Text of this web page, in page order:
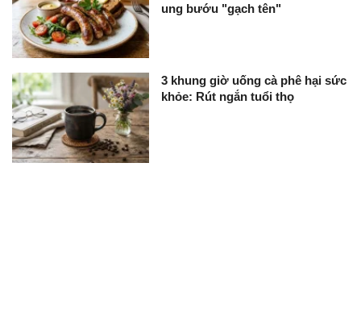
ung bướu "gạch tên"
3 khung giờ uống cà phê hại sức
khỏe: Rút ngắn tuổi thọ